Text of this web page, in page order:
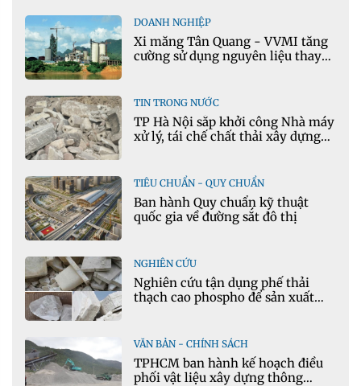
DOANH NGHIỆP
Xi măng Tân Quang - VVMI tăng
cường sử dụng nguyên liệu thay
TIN TRONG NƯỚC
TP Hà Nội sắp khởi công Nhà máy
xử lý, tái chế chất thải xây dựng
TIÊU CHUẨN - QUY CHUẨN
Ban hành Quy chuẩn kỹ thuật
quốc gia về đường sắt đô thị
NGHIÊN CỨU
Nghiên cứu tận dụng phế thải
thạch cao phospho để sản xuất
VĂN BẢN - CHÍNH SÁCH
TPHCM ban hành kế hoạch điều
phối vật liệu xây dựng thông